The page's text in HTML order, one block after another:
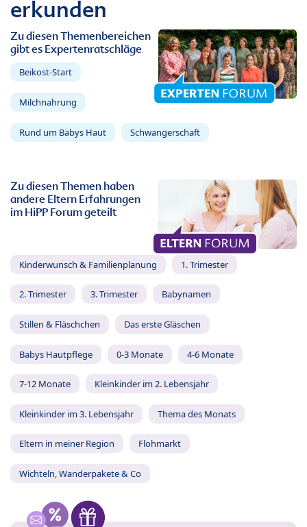
erkunden
Zu diesen Themenbereichen
gibt es Expertenratschläge
Beikost-Start
Milchnahrung
Rund um Babys Haut Schwangerschaft
Zu diesen Themen haben
andere Eltern Erfahrungen
im HiPP Forum geteilt
Kinderwunsch & Familienplanung 1. Trimester
2. Trimester 3. Trimester Babynamen
Stillen & Fläschchen Das erste Gläschen
Babys Hautpflege 0-3 Monate 4-6 Monate
7-12 Monate Kleinkinder im 2. Lebensjahr
Kleinkinder im 3. Lebensjahr Thema des Monats
Eltern in meiner Region Flohmarkt
Wichteln, Wanderpakete & Co